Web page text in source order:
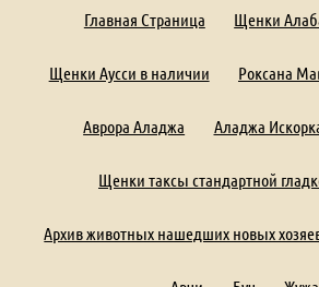
Главная Страница Щенки
Щенки Аусси в наличии Роксана
Аврора Аладжа Аладжа
Щенки таксы стандартной
Архив животных нашедших новых